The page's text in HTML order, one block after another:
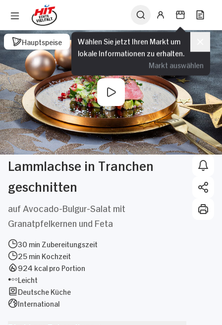
Wählen Sie jetzt Ihren Markt um
lokale Informationen zu erhalten.
Markt auswählen
Hauptspeise
Lammlachse in Tranchen
geschnitten
auf Avocado-Bulgur-Salat mit
Granatpfelkernen und Feta
30 min Zubereitungszeit
25 min Kochzeit
924 kcal pro Portion
Leicht
Deutsche Küche
International